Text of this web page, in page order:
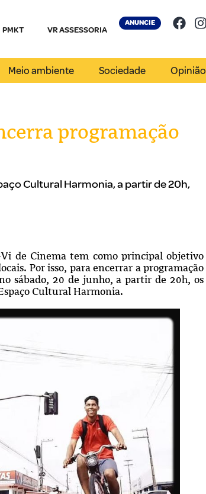
PMKT VR ASSESSORIA
ANUNCIE
Meio ambiente Sociedade Opinião
programação
Cultural Harmonia, a partir de 20h,
de Cinema tem como principal objetivo
Por isso, para encerrar a programação
sábado, 20 de junho, a partir de 20h, os
Cultural Harmonia.